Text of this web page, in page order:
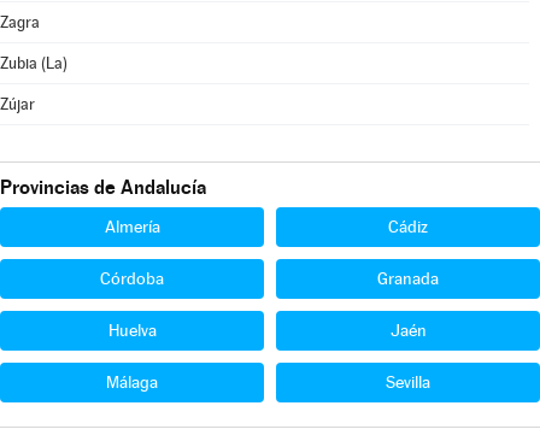
Zagra
Zubia (La)
Zújar
Provincias de Andalucía
Almería Cádiz
Córdoba Granada
Huelva Jaén
Málaga Sevilla